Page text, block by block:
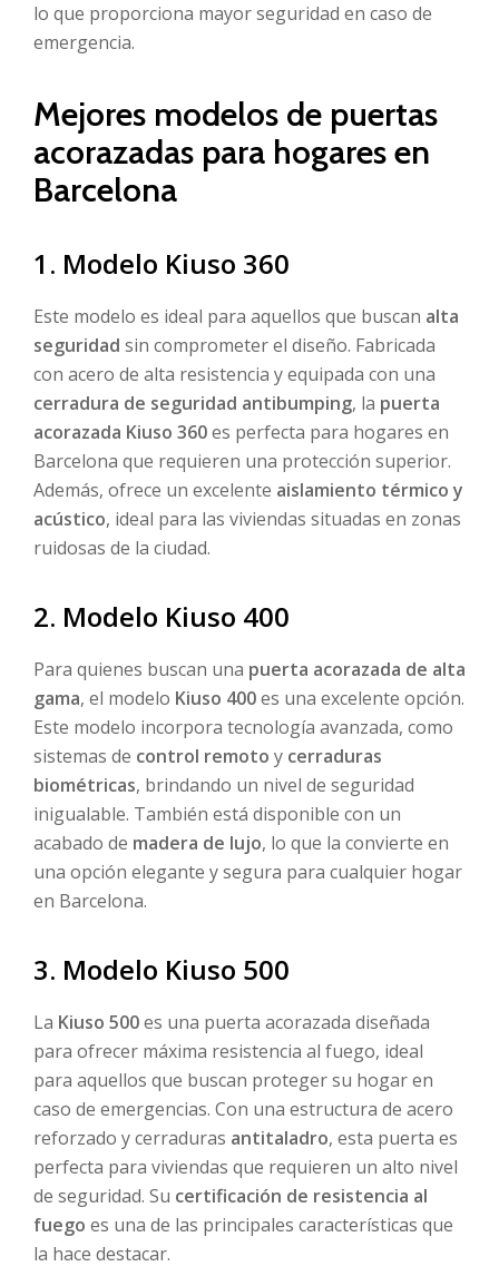
lo que proporciona mayor seguridad en caso de
emergencia.
Mejores modelos de puertas
acorazadas para hogares en
Barcelona
1. Modelo Kiuso 360
Este modelo es ideal para aquellos que buscan alta
seguridad sin comprometer el diseño. Fabricada
con acero de alta resistencia y equipada con una
cerradura de seguridad antibumping, la puerta
acorazada Kiuso 360es perfecta para hogares en
Barcelona que requieren una protección superior.
Además, ofrece un excelente aislamiento térmico y
acústico, ideal para las viviendas situadas en zonas
ruidosas de la ciudad.
2. Modelo Kiuso 400
Para quienes buscan una puerta acorazada de alta
gama, el modelo Kiuso 400es una excelente opción.
Este modelo incorpora tecnología avanzada, como
sistemas de control remoto y cerraduras
biométricas, brindando un nivel de seguridad
inigualable. También está disponible con un
acabado de madera de lujo, lo que la convierte en
una opción elegante y segura para cualquier hogar
en Barcelona.
3. Modelo Kiuso 500
La Kiuso 500es una puerta acorazada diseñada
para ofrecer máxima resistencia al fuego, ideal
para aquellos que buscan proteger su hogar en
caso de emergencias. Con una estructura de acero
reforzado y cerraduras antitaladro, esta puerta es
perfecta para viviendas que requieren un alto nivel
de seguridad. Su certificación de resistencia al
fuego es una de las principales características que
la hace destacar.